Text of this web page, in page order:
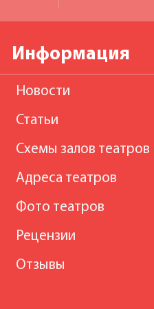
Информация
Новости
Статьи
Схемы залов театров
Адреса театров
Фото театров
Рецензии
Отзывы